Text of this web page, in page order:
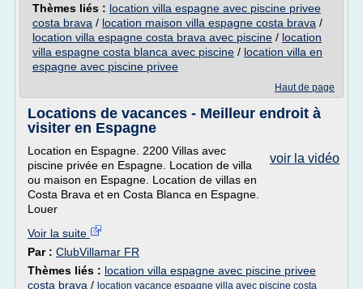
Thèmes liés : location villa espagne avec piscine privee
costa brava / location maison villa espagne costa brava /
location villa espagne costa brava avec piscine / location
villa espagne costa blanca avec piscine / location villa en
espagne avec piscine privee
Haut de page
Locations de vacances - Meilleur endroit à
visiter en Espagne
voir la vidéo
Location en Espagne. 2200 Villas avec
piscine privée en Espagne. Location de villa
ou maison en Espagne. Location de villas en
Costa Brava et en Costa Blanca en Espagne.
Louer
Voir la suite
Par : ClubVillamar FR
Thèmes liés : location villa espagne avec piscine privee
costa brava / location vacance espagne villa avec piscine costa